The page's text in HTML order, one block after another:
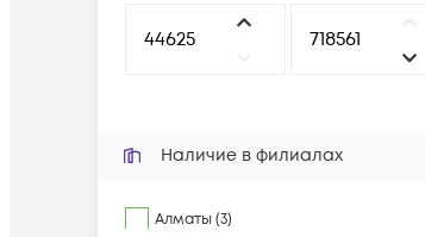
Наличие в филиалах
Алматы (3)